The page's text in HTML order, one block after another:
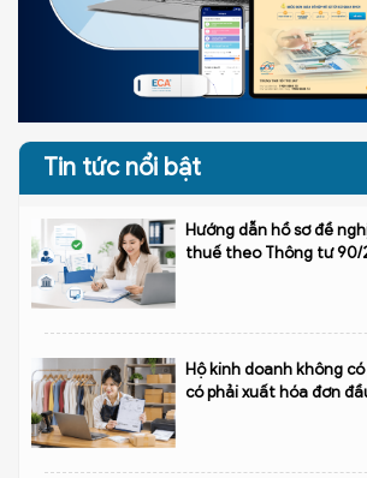
Tin tức nổi bật
Hướng dẫn hồ sơ đề
thuế theo Thông tư 90/
Hộ kinh doanh không
có phải xuất hóa đơn